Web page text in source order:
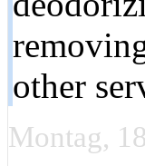
other
Montag,